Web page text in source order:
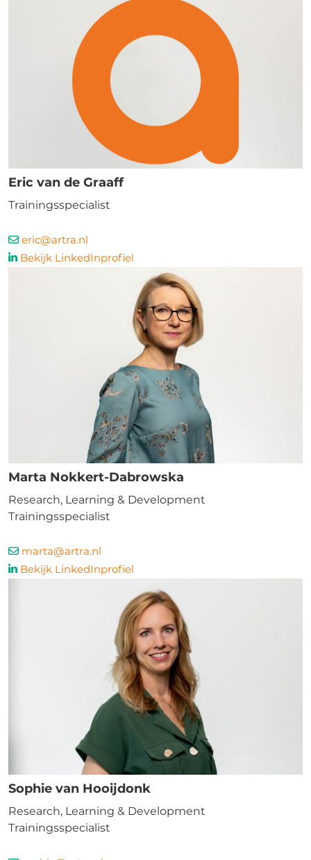
Eric van de Graaff
Trainingsspecialist
eric@artra.nl
Bekijk LinkedInprofiel
Marta Nokkert-Dabrowska
Research, Learning & Development
Trainingsspecialist
marta@artra.nl
Bekijk LinkedInprofiel
Sophie van Hooijdonk
Research, Learning & Development
Trainingsspecialist